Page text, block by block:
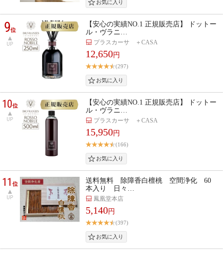
9位
UP
【安心の実績NO.1 正規販売店】 ドットー
ル・ヴラニ…
プラスカーサ ＋CASA
12,650円
(297)
10位
UP
【安心の実績NO.1 正規販売店】 ドットー
ル・ヴラニ…
プラスカーサ ＋CASA
15,950円
(166)
11位
UP
送料無料 除障香白檀桃 空間浄化 60
本入り 日々…
鳳凰堂本店
5,140円
(397)